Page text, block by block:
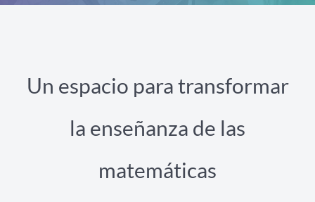
Un espacio para transformar
la enseñanza de las
matemáticas